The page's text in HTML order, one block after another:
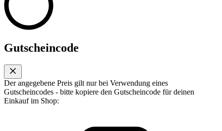
Gutscheincode
Der angegebene Preis gilt nur bei Verwendung eines
Gutscheincodes - bitte kopiere den Gutscheincode für deinen
Einkauf im Shop: